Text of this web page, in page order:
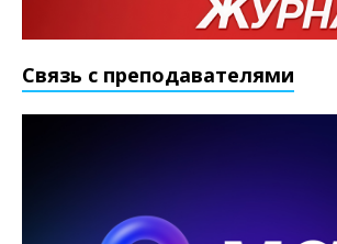
Связь с преподавателями